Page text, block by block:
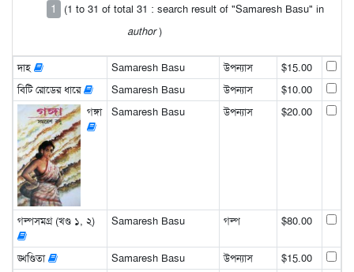
1
(1 to 31 of total 31 : search result of "Samaresh Basu" in
author)
দাহ Samaresh Basu উপন্যাস
$15.00
বিটি রোডের ধারে
Samaresh Basu উপন্যাস
$10.00
গঙ্গা
Samaresh Basu উপন্যাস $20.00
গল্পসমগ্র (খণ্ড ১, ২) Samaresh Basu গল্প $80.00
ঙ্খণ্ডিতা Samaresh Basu উপন্যাস
$15.00